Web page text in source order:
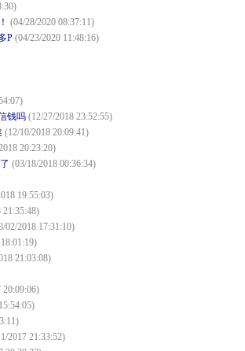
(04/28/2020 08:37:11)
P (04/23/2020 11:48:16)
钱吗 (12/27/2018 23:52:55)
(12/10/2018 20:09:41)
20:23:20)
(03/18/2018 00:36:34)
19:55:03)
21:35:48)
02/2018 17:31:10)
21:03:08)
20:09:06)
2017 21:33:52)